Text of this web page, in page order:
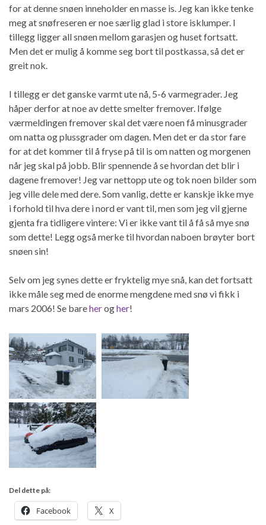
for at denne snøen inneholder en masse is. Jeg kan ikke tenke
meg at snøfreseren er noe særlig glad i store isklumper. I
tillegg ligger all snøen mellom garasjen og huset fortsatt.
Men det er mulig å komme seg bort til postkassa, så det er
greit nok.
I tillegg er det ganske varmt ute nå, 5-6 varmegrader. Jeg
håper derfor at noe av dette smelter fremover. Ifølge
værmeldingen fremover skal det være noen få minusgrader
om natta og plussgrader om dagen. Men det er da stor fare
for at det kommer til å fryse på til is om natten og morgenen
når jeg skal på jobb. Blir spennende å se hvordan det blir i
dagene fremover! Jeg var nettopp ute og tok noen bilder som
jeg ville dele med dere. Som vanlig, dette er kanskje ikke mye
i forhold til hva dere i nord er vant til, men som jeg vil gjerne
gjenta fra tidligere vintere: Vi er ikke vant til å få så mye snø
som dette! Legg også merke til hvordan naboen brøyter bort
snøen sin!
Selv om jeg synes dette er fryktelig mye snå, kan det fortsatt
ikke måle seg med de enorme mengdene med snø vi fikk i
mars 2006! Se bareherogher!
Del dette på:
Facebook X